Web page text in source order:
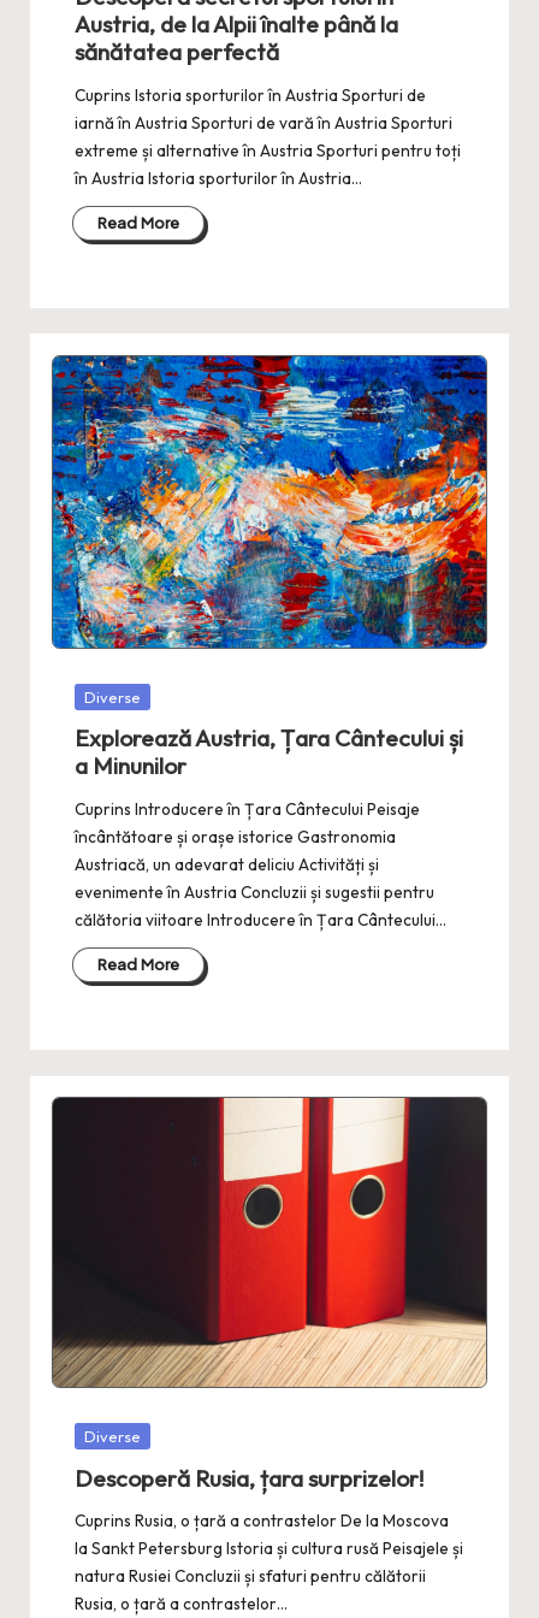
Austria, de la Alpii înalte până la
sănătatea perfectă
Cuprins Istoria sporturilor în Austria Sporturi de
iarnă în Austria Sporturi de vară în Austria Sporturi
extreme și alternative în Austria Sporturi pentru toți
în Austria Istoria sporturilor în Austria…
Read More
Posted
Diverse
Explorează Austria, Țara Cântecului și
a Minunilor
Cuprins Introducere în Țara Cântecului Peisaje
încântătoare și orașe istorice Gastronomia
Austriacă, un adevarat deliciu Activități și
evenimente în Austria Concluzii și sugestii pentru
călătoria viitoare Introducere în Țara Cântecului…
Read More
Posted
Diverse
Descoperă Rusia, țara surprizelor!
Cuprins Rusia, o țară a contrastelor De la Moscova
la Sankt Petersburg Istoria și cultura rusă Peisajele și
natura Rusiei Concluzii și sfaturi pentru călătorii
Rusia, o țară a contrastelor…